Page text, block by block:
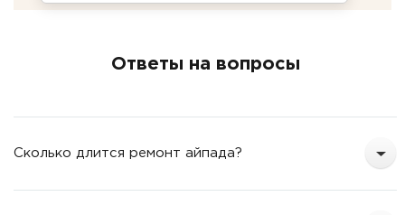
Ответы на вопросы
Сколько длится ремонт айпада?